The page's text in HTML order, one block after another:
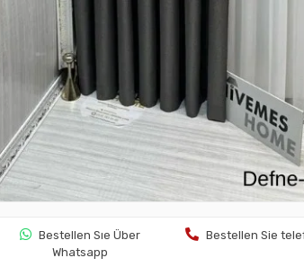
Bestellen Sıe Über
Whatsapp
Bestellen Sie